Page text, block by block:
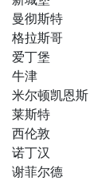
曼彻斯特
格拉斯哥
爱丁堡
牛津
米尔顿凯恩斯
莱斯特
西伦敦
诺丁汉
谢菲尔德